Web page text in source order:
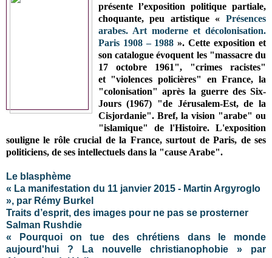
présente l’exposition politique partiale,
choquante, peu artistique « Présences
arabes. Art moderne et décolonisation.
Paris 1908 – 1988 ». Cette exposition et
son catalogue évoquent les "massacre du
17 octobre 1961", "crimes racistes"
et "violences policières" en France, la
"colonisation" après la guerre des Six-
Jours (1967) "de Jérusalem-Est, de la
Cisjordanie". Bref, la vision "arabe" ou
"islamique" de l'Histoire. L'exposition
souligne le rôle crucial de la France, surtout de Paris, de ses
politiciens, de ses intellectuels dans la "cause Arabe".
Le blasphème
« La manifestation du 11 janvier 2015 - Martin Argyroglo
», par Rémy Burkel
Traits d’esprit, des images pour ne pas se prosterner
Salman Rushdie
« Pourquoi on tue des chrétiens dans le monde
aujourd'hui ? La nouvelle christianophobie » par